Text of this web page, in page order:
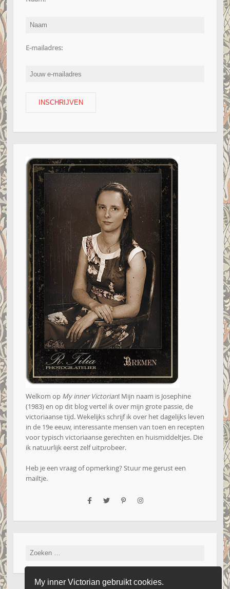
My inner Victorian gebruikt cookies.
E-mailadres:
Welkom op My inner Victorian! Mijn naam is Josephine
(1983) en op dit blog vertel ik over mijn grote passie, de
victoriaanse tijd. Wekelijks schrijf ik over het dagelijks leven
in de 19e eeuw, interessante mensen van toen en recepten
voor typisch victoriaanse gerechten en huismiddeltjes. Die
ik natuurlijk eerst zelf uitprobeer.
Heb je een vraag of opmerking? Stuur me gerust een
mailtje.
Zoeken